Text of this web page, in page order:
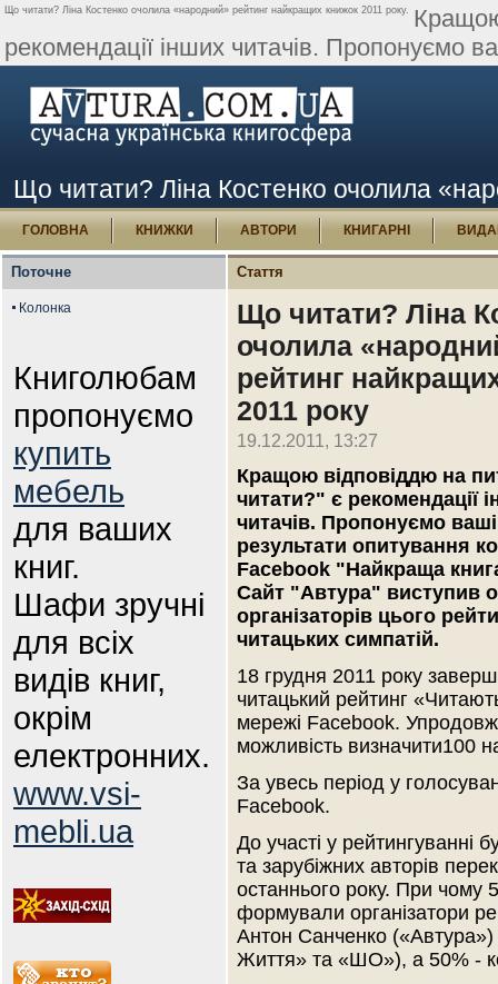
Що читати? Ліна Костенко очолила «народний» рейтинг найкращих книжок 2011 року.
рекомендації інших читачів. Пропонуємо
Що читати? Ліна Костенко очолила
ГОЛОВНА КНИЖКИ АВТОРИ КНИГАРНІ
Поточне
Колонка
Книголюбам
пропонуємо
купить
мебель
для ваших
книг.
Шафи зручні
для всіх
видів книг,
окрім
електронних.
www.vsi-
mebli.ua
Стаття
Що читати? Ліна
очолила
рейтинг
2011 року
19.12.2011, 13:27
Кращою відповіддю на
читати?" є рекомендації
читачів. Пропонуємо
результати опитування
Facebook "Найкраща
Сайт "Автура" виступив
організаторів цього
читацьких симпатій.
18 грудня 2011 року
читацький рейтинг
мережі Facebook. Упродовж
можливість визначити100
За увесь період у
Facebook.
До участі у рейтингуванні
та зарубіжних авторів
останнього року. При чому
формували організатори
Антон Санченко («Автура»)
Життя» та «ШО»), а 50% -